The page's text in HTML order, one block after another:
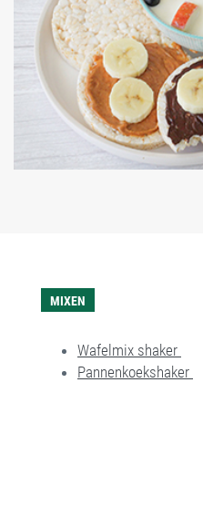
MIXEN
Wafelmix shaker
Pannenkoekshaker